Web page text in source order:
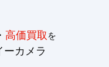
高価買取 を
ーカメラ